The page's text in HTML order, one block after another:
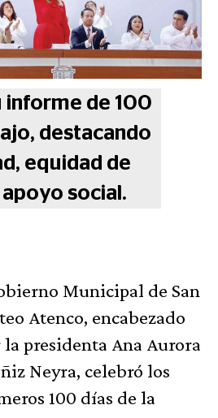
informe de 100
destacando
equidad de
social.
Municipal de San
Atenco, encabezado
la presidenta Ana Aurora
Neyra, celebró los
100 días de la